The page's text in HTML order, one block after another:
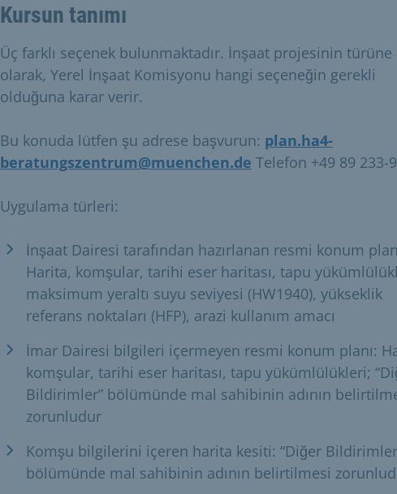
Kursun tanımı
Üç farklı seçenek bulunmaktadır. İnşaat projesinin türüne
olarak, Yerel İnşaat Komisyonu hangi seçeneğin gerekli
olduğuna karar verir.
Bu konuda lütfen şu adrese başvurun: plan.ha4-
beratungszentrum@muenchen.de Telefon +49 89 233-
Uygulama türleri:
İnşaat Dairesi tarafından hazırlanan resmi konum
Harita, komşular, tarihi eser haritası, tapu
maksimum yeraltı suyu seviyesi (HW1940), yükseklik
referans noktaları (HFP), arazi kullanım amacı
İmar Dairesi bilgileri içermeyen resmi konum planı:
komşular, tarihi eser haritası, tapu yükümlülükleri;
Bildirimler” bölümünde mal sahibinin adının
zorunludur
Komşu bilgilerini içeren harita kesiti: “Diğer
bölümünde mal sahibinin adının belirtilmesi